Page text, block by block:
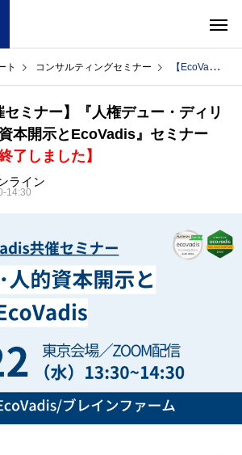
ト コンサルティングセミナー 【EcoVadis共催セミナー】『人権デュー・ディリジェンス／人的資本開示とEcoVadis』セミナー【本セミナーは終了しました】
セミナー】『人権デュー・ディリ
本開示とEcoVadis』セミナー
了しました】
ライン
14:30